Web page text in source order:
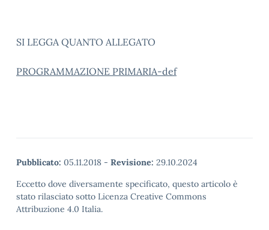
SI LEGGA QUANTO ALLEGATO
PROGRAMMAZIONE PRIMARIA-def
Pubblicato: 05.11.2018 - Revisione: 29.10.2024
Eccetto dove diversamente specificato, questo articolo è
stato rilasciato sotto Licenza Creative Commons
Attribuzione 4.0 Italia.